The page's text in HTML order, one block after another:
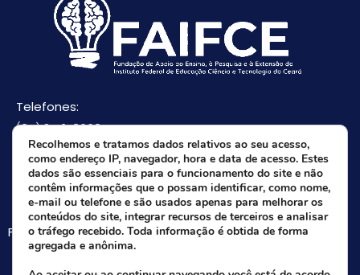
Telefones:
(85) 3512-8668
(85) 9 8165-0582(Whatsapp)
E-mail:
faifce@faifce.ifce.edu.br
Fale agora com nossa equipe:
Whatsapp da FAIFCE
Recolhemos e tratamos dados relativos ao seu acesso,
como endereço IP, navegador, hora e data de acesso. Estes
dados são essenciais para o funcionamento do site e não
contêm informações que o possam identificar, como nome,
e-mail ou telefone e são usados apenas para melhorar os
conteúdos do site, integrar recursos de terceiros e analisar
o tráfego recebido. Toda informação é obtida de forma
agregada e anônima.